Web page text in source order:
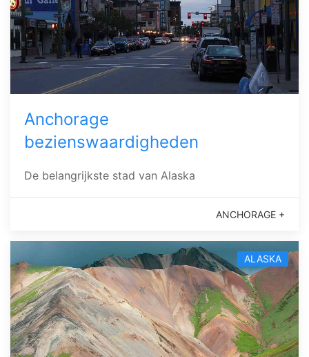
Anchorage
bezienswaardigheden
De belangrijkste stad van Alaska
ANCHORAGE +
ALASKA